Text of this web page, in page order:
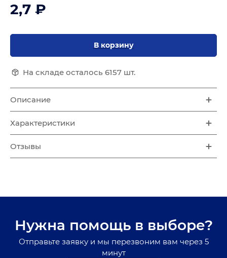
2,7 ₽
В корзину
На складе осталось 6157 шт.
Описание
Характеристики
Отзывы
Нужна помощь в выборе?
Отправьте заявку и мы перезвоним вам через 5
минут